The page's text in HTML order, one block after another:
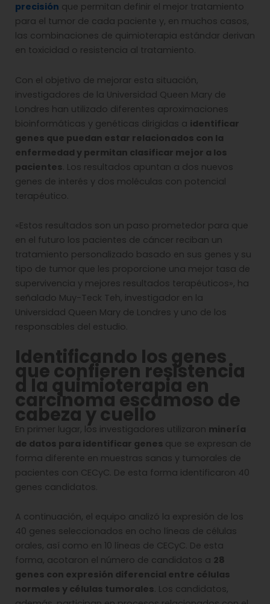
precisión que permitan definir el mejor tratamiento
para el tumor de cada paciente y, en muchos casos,
las combinaciones de quimioterapia estándar derivan
en toxicidad o resistencia al tratamiento.
Con el objetivo de mejorar esta situación,
investigadores de la Universidad Queen Mary de
Londres han utilizado diferentes aproximaciones
bioinformáticas y genéticas dirigidas a identificar
genes que puedan estar relacionados con la
enfermedad y permitan clasificar mejor a los
pacientes. Los resultados apuntan a dos nuevos
genes de interés y dos moléculas con potencial
terapéutico.
«Estos resultados son un paso prometedor para que
en el futuro los pacientes de cáncer reciban un
tratamiento personalizado basado en sus genes y su
tipo de tumor que les proporcione una mejor tasa de
supervivencia y mejores resultados terapéuticos», ha
señalado Muy-Teck Teh, investigador en la
Universidad Queen Mary de Londres y uno de los
responsables del estudio.
Identificando los genes
que confieren resistencia
a la quimioterapia en
carcinoma escamoso de
cabeza y cuello
En primer lugar, los investigadores utilizaron minería
de datos para identificar genes que se expresan de
forma diferente en muestras sanas y tumorales de
pacientes con CECyC. De esta forma identificaron 40
genes candidatos.
A continuación, el equipo analizó la expresión de los
40 genes seleccionados en ocho líneas de células
orales, así como en 10 líneas de CECyC. De esta
forma, acotaron el número de candidatos a 28
genes con expresión diferencial entre células
normales y células tumorales. Los candidatos,